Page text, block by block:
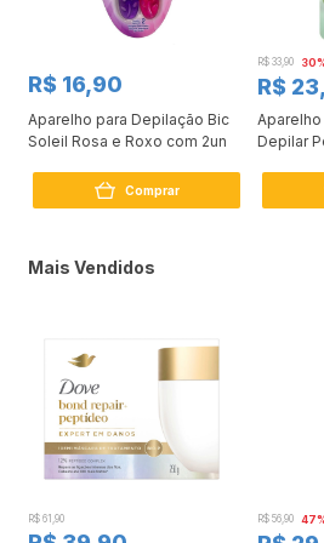
R$ 16,90
Aparelho para Depilação Bic
Soleil Rosa e Roxo com 2un
Comprar
R$ 33,90
R$
Aparelho
Depilar
Mais Vendidos
R$ 61,90 R$ 56,90